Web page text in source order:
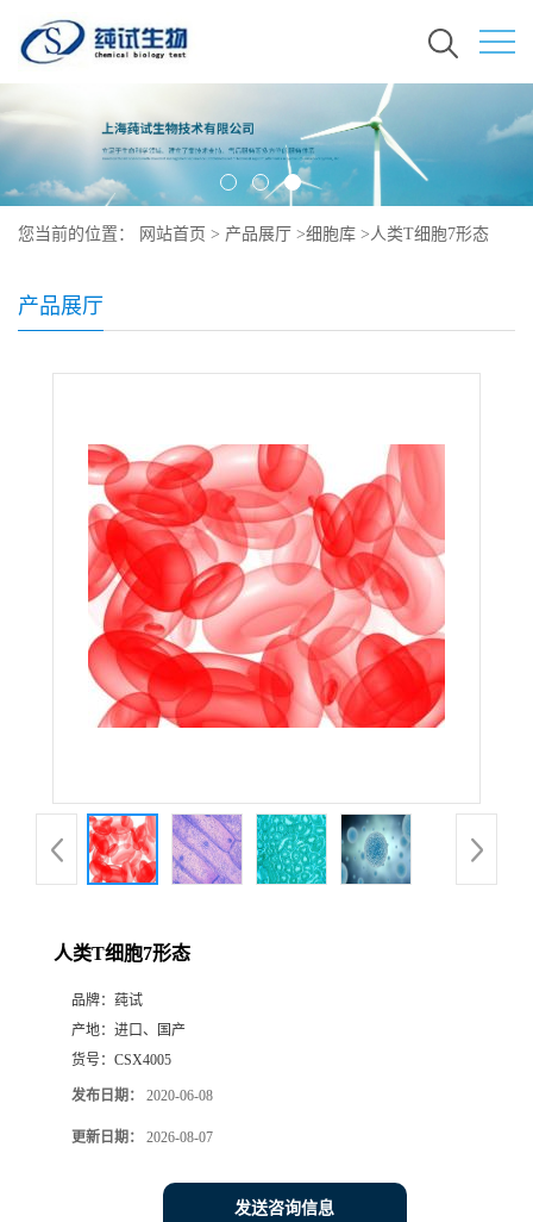
您当前的位置： 网站首页 > 产品展厅 >细胞库 >人类T细胞7形态
产品展厅
人类T细胞7形态
品牌： 莼试
产地： 进口、国产
货号： CSX4005
发布日期： 2020-06-08
更新日期： 2026-08-07
发送咨询信息